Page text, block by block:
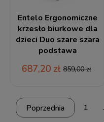
Entelo Ergonomiczne
krzesło biurkowe dla
dzieci Duo szare szara
podstawa
687,20 zł 859,00 zł
1